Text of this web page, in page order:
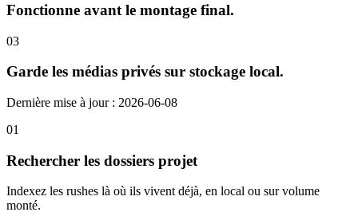
Fonctionne avant le montage final.
03
Garde les médias privés sur stockage local.
Dernière mise à jour : 2026-06-08
01
Rechercher les dossiers projet
Indexez les rushes là où ils vivent déjà, en local ou sur volume
monté.